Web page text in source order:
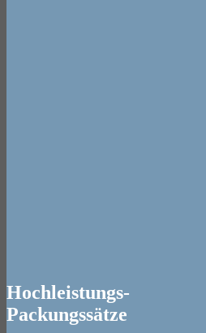
Hochleistungs-
Packungssätze